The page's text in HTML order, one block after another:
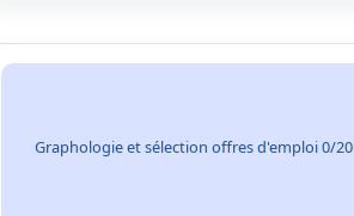
Graphologie et sélection offres d'emploi 0/20